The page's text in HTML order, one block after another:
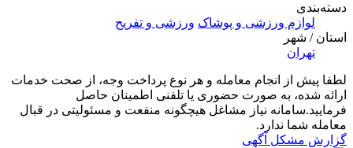
دسته‌بندی
لوازم ورزشی و پوشاک ورزشی و تفریح
استان / شهر
تهران
لطفا پیش از انجام معامله و هر نوع پرداخت وجه، از صحت خدمات
ارائه شده، به صورت حضوری یا تلفنی اطمینان حاصل
فرمایید.سامانه نیاز مشاغل هیچگونه منفعت و مسئولیتی در قبال
معامله شما ندارد.
گزارش مشکل آگهی